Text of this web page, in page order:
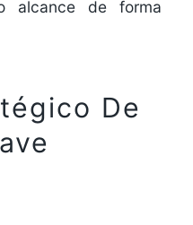
alcance de forma
De